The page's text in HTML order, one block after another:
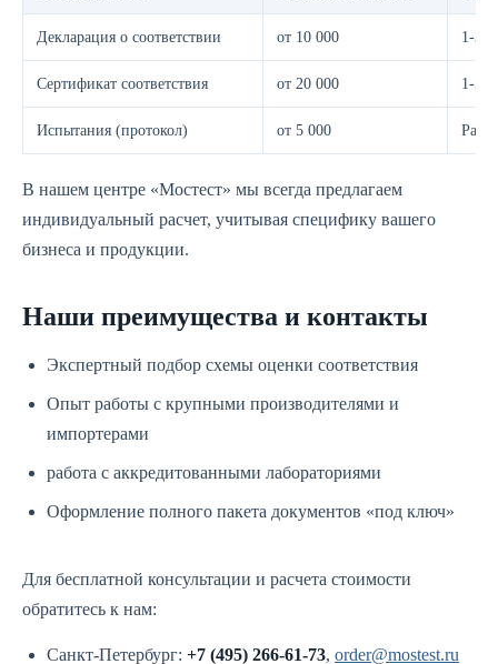
Декларация о соответствии от 10 000 1-3
Сертификат соответствия от 20 000 1-5
Испытания (протокол) от 5 000
В нашем центре «Мостест» мы всегда предлагаем
индивидуальный расчет, учитывая специфику вашего
бизнеса и продукции.
Наши преимущества и контакты
Экспертный подбор схемы оценки соответствия
Опыт работы с крупными производителями и
импортерами
работа с аккредитованными лабораториями
Оформление полного пакета документов «под ключ»
Для бесплатной консультации и расчета стоимости
обратитесь к нам:
Санкт-Петербург: +7 (495) 266-61-73, order@mostest.ru